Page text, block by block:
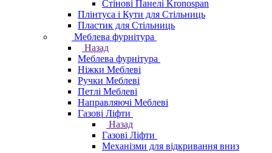
Стінові Панелі Kronospan
Плінтуса і Кути для Стільниць
Пластик для Стільниць
Меблева фурнітура
Назад
Меблева фурнітура
Ніжки Меблеві
Ручки Меблеві
Петлі Меблеві
Направляючі Меблеві
Газові Ліфти
Назад
Газові Ліфти
Механізми для відкривання вниз